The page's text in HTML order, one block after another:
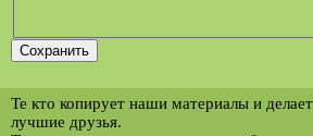
Те кто копирует наши материалы и
лучшие друзья.